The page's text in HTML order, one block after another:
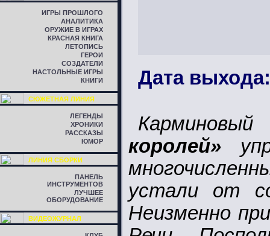
ИГРЫ ПРОШЛОГО
АНАЛИТИКА
ОРУЖИЕ В ИГРАХ
КРАСНАЯ КНИГА
ЛЕТОПИСЬ
ГЕРОИ
СОЗДАТЕЛИ
НАСТОЛЬНЫЕ ИГРЫ
КНИГИ
СЮЖЕТНАЯ ЛИНИЯ
ЛЕГЕНДЫ
ХРОНИКИ
РАССКАЗЫ
ЮМОР
ЛИНИЯ СБОРКИ
ПАНЕЛЬ
ИНСТРУМЕНТОВ
ЛУЧШЕЕ
ОБОРУДОВАНИЕ
ВИДЕОЖУРНАЛ
Дата
королей»
устали от
Неизменно